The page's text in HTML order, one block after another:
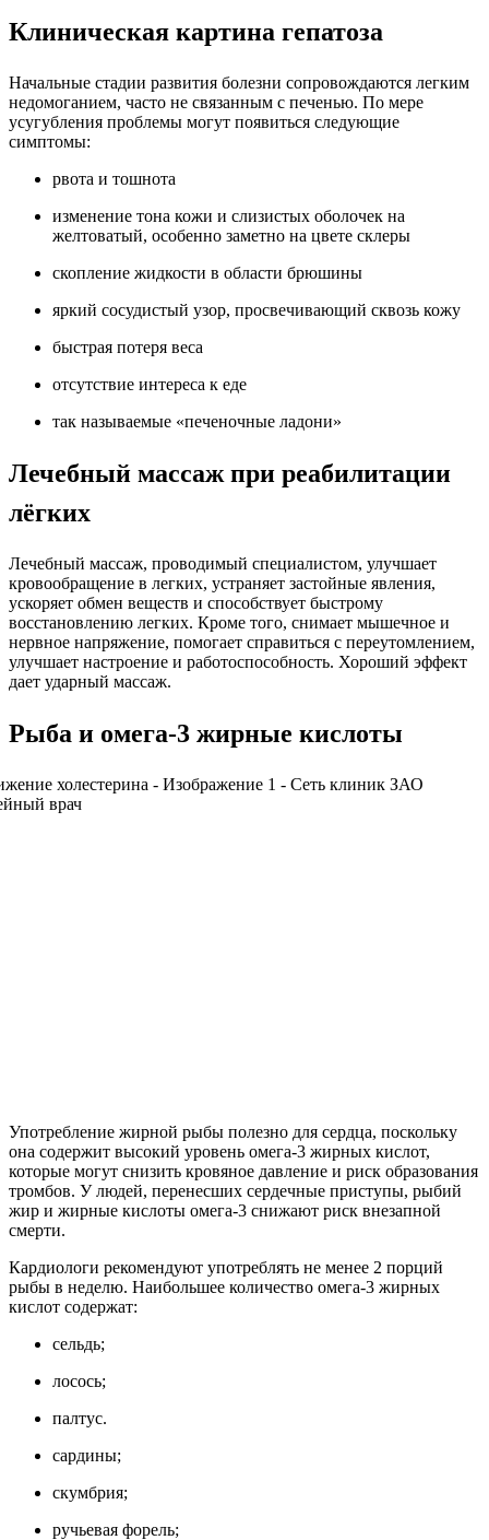
Клиническая картина гепатоза
Начальные стадии развития болезни сопровождаются легким
недомоганием, часто не связанным с печенью. По мере
усугубления проблемы могут появиться следующие
симптомы:
рвота и тошнота
изменение тона кожи и слизистых оболочек на
желтоватый, особенно заметно на цвете склеры
скопление жидкости в области брюшины
яркий сосудистый узор, просвечивающий сквозь кожу
быстрая потеря веса
отсутствие интереса к еде
так называемые «печеночные ладони»
Лечебный массаж при реабилитации
лёгких
Лечебный массаж, проводимый специалистом, улучшает
кровообращение в легких, устраняет застойные явления,
ускоряет обмен веществ и способствует быстрому
восстановлению легких. Кроме того, снимает мышечное и
нервное напряжение, помогает справиться с переутомлением,
улучшает настроение и работоспособность. Хороший эффект
дает ударный массаж.
Рыба и омега-3 жирные кислоты
Употребление жирной рыбы полезно для сердца, поскольку
она содержит высокий уровень омега-3 жирных кислот,
которые могут снизить кровяное давление и риск образования
тромбов. У людей, перенесших сердечные приступы, рыбий
жир и жирные кислоты омега-3 снижают риск внезапной
смерти.
Кардиологи рекомендуют употреблять не менее 2 порций
рыбы в неделю. Наибольшее количество омега-3 жирных
кислот содержат:
сельдь;
лосось;
палтус.
сардины;
скумбрия;
ручьевая форель;